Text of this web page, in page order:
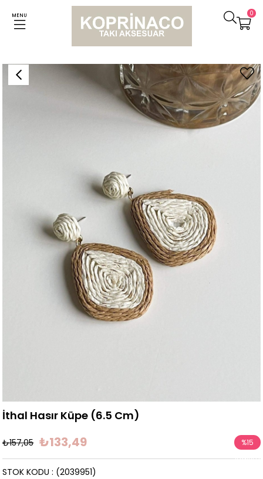
MENU 0
Küpeler İthal Hasır Küpe (6.5 Cm)
İthal Hasır Küpe (6.5 Cm)
₺157,05 ₺133,49 %15
İndirim
(2039951)
STOK KODU